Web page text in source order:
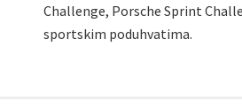
Challenge, Porsche Sprint
sportskim poduhvatima.